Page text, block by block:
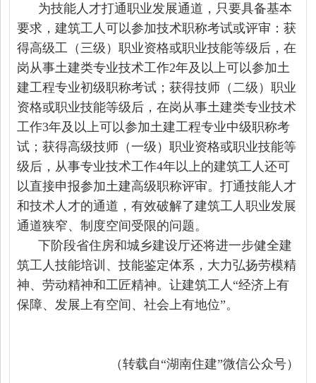
为技能人才打通职业发展通道，只要具备基本
要求，建筑工人可以参加技术职称考试或评审：获
得高级工（三级）职业资格或职业技能等级后，在
岗从事土建类专业技术工作2年及以上可以参加土
建工程专业初级职称考试；获得技师（二级）职业
资格或职业技能等级后，在岗从事土建类专业技术
工作3年及以上可以参加土建工程专业中级职称考
试；获得高级技师（一级）职业资格或职业技能等
级后，从事专业技术工作4年以上的建筑工人还可
以直接申报参加土建高级职称评审。打通技能人才
和技术人才的通道，有效破解了建筑工人职业发展
通道狭窄、制度空间受限的问题。
下阶段省住房和城乡建设厅还将进一步健全建
筑工人技能培训、技能鉴定体系，大力弘扬劳模精
神、劳动精神和工匠精神。让建筑工人“经济上有
保障、发展上有空间、社会上有地位”。
（转载自“湖南住建”微信公众号）